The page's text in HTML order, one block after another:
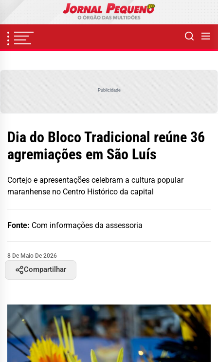
content
Publicidade
Dia do Bloco Tradicional reúne 36
agremiações em São Luís
Cortejo e apresentações celebram a cultura popular
maranhense no Centro Histórico da capital
Fonte: Com informações da assessoria
8 De Maio De 2026
Compartilhar